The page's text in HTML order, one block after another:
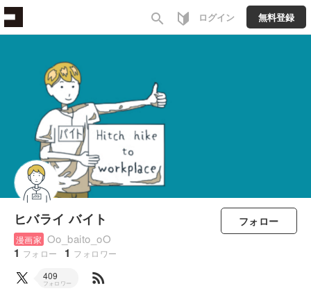
search ログイン 無料登録
ヒバライ バイト
漫画家 Oo_baito_oO
1 フォロー 1 フォロワー
フォロー
409
フォロワー rss_feed